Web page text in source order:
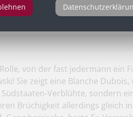
von der fast jedermann ein
Sie zeigt eine Blanche
Verblühte, sondern
Brüchigkeit allerdings gleich